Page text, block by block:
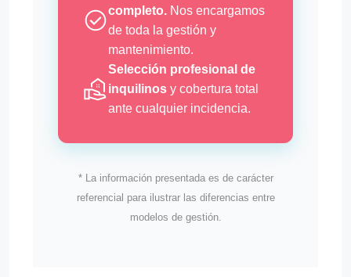
completo. Nos encargamos
de toda la gestión y
mantenimiento.
Selección profesional de
inquilinos y cobertura total
ante cualquier incidencia.
* La información presentada es de carácter
referencial para ilustrar las diferencias entre
modelos de gestión.